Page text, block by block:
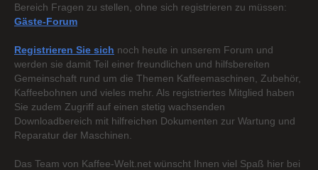
Bereich Fragen zu stellen, ohne sich registrieren zu müssen:
Gäste-Forum
Registrieren Sie sich noch heute in unserem Forum und
werden sie damit Teil einer freundlichen und hilfsbereiten
Gemeinschaft rund um die Themen Kaffeemaschinen, Zubehör,
Kaffeebohnen und vieles mehr. Als registriertes Mitglied haben
Sie zudem Zugriff auf einen stetig wachsenden
Downloadbereich mit hilfreichen Dokumenten zur Wartung und
Reparatur der Maschinen.
Das Team von Kaffee-Welt.net wünscht Ihnen viel Spaß hier bei